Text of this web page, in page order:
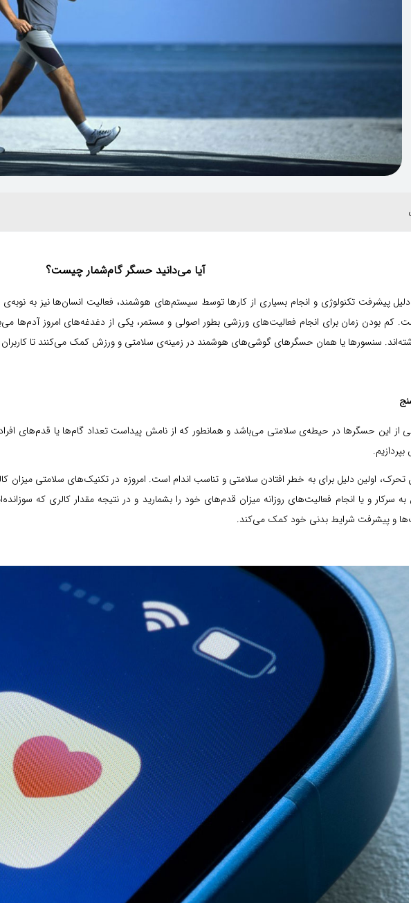
آیا می‌دانید حسگر گام‌شمار چیست؟
دلیل پیشرفت تکنولوژی و انجام بسیاری از کارها توسط سیستم‌های هوشمند، فعالیت انسان‌ها نیز به
کم بودن زمان برای انجام فعالیت‌های ورزشی بطور اصولی و مستمر، یکی از دغدغه‌های امروز آدم‌ها
سنسورها یا همان حسگرهای گوشی‌های هوشمند در زمینه‌ی سلامتی و ورزش کمک می‌کنند تا کاربران
از این حسگرها در حیطه‌ی سلامتی می‌باشد و همانطور که از نامش پیداست تعداد گام‌ها یا قدم‌های
تحرک، اولین دلیل برای به خطر افتادن سلامتی و تناسب اندام است. امروزه در تکنیک‌های سلامتی
سرکار و یا انجام فعالیت‌های روزانه میزان قدم‌های خود را بشمارید و در نتیجه مقدار کالری که
و پیشرفت شرایط بدنی خود کمک می‌کند.